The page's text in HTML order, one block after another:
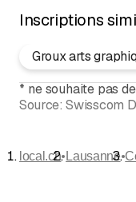
Inscriptions
Groux arts
* ne souhaite pas
Source: Swisscom
local.ch• Lausanne•